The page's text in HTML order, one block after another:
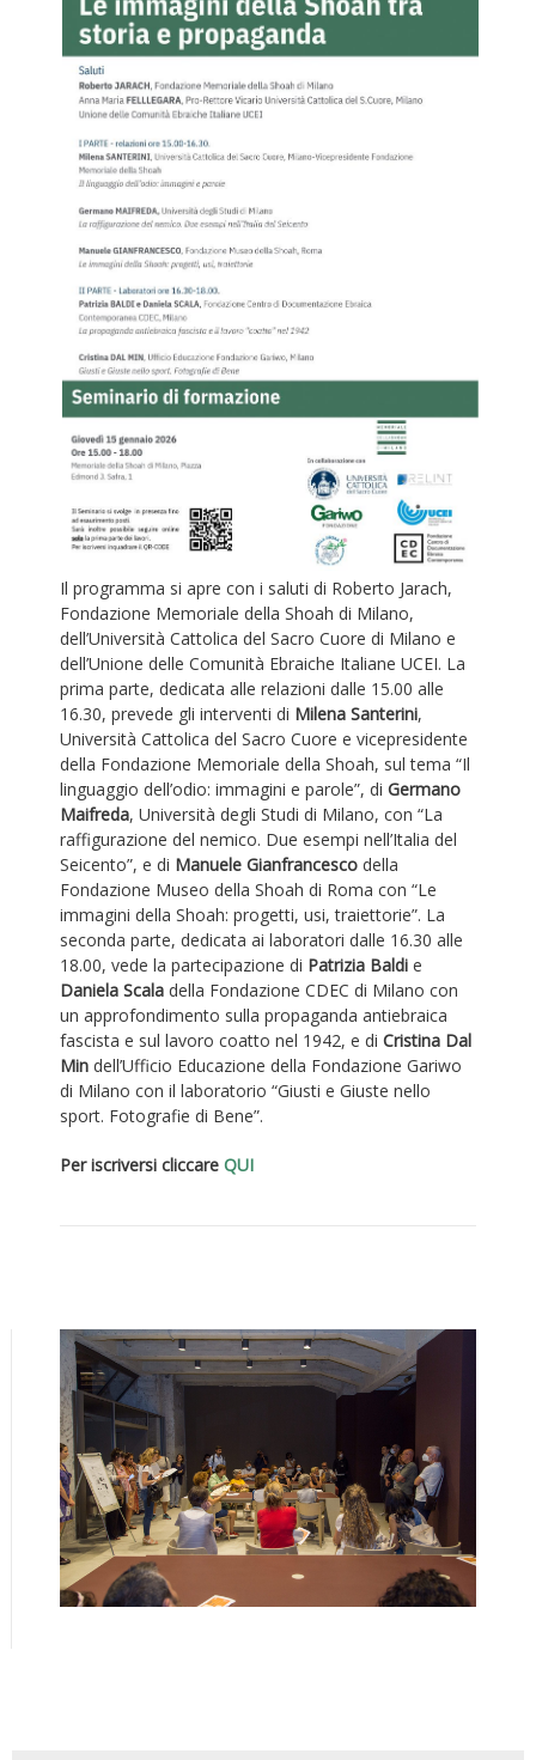
Il programma si apre con i saluti di Roberto Jarach,
Fondazione Memoriale della Shoah di Milano,
dell’Università Cattolica del Sacro Cuore di Milano e
dell’Unione delle Comunità Ebraiche Italiane UCEI. La
prima parte, dedicata alle relazioni dalle 15.00 alle
16.30, prevede gli interventi di Milena Santerini,
Università Cattolica del Sacro Cuore e vicepresidente
della Fondazione Memoriale della Shoah, sul tema “Il
linguaggio dell’odio: immagini e parole”, di Germano
Maifreda, Università degli Studi di Milano, con “La
raffigurazione del nemico. Due esempi nell’Italia del
Seicento”, e di Manuele Gianfrancesco della
Fondazione Museo della Shoah di Roma con “Le
immagini della Shoah: progetti, usi, traiettorie”. La
seconda parte, dedicata ai laboratori dalle 16.30 alle
18.00, vede la partecipazione di Patrizia Baldi e
Daniela Scala della Fondazione CDEC di Milano con
un approfondimento sulla propaganda antiebraica
fascista e sul lavoro coatto nel 1942, e di Cristina Dal
Min dell’Ufficio Educazione della Fondazione Gariwo
di Milano con il laboratorio “Giusti e Giuste nello
sport. Fotografie di Bene”.
Per iscriversi cliccare QUI